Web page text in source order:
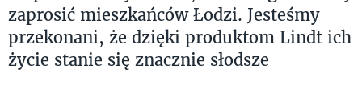
zaprosić mieszkańców Łodzi. Jesteśmy
przekonani, że dzięki produktom Lindt ich
życie stanie się znacznie słodsze